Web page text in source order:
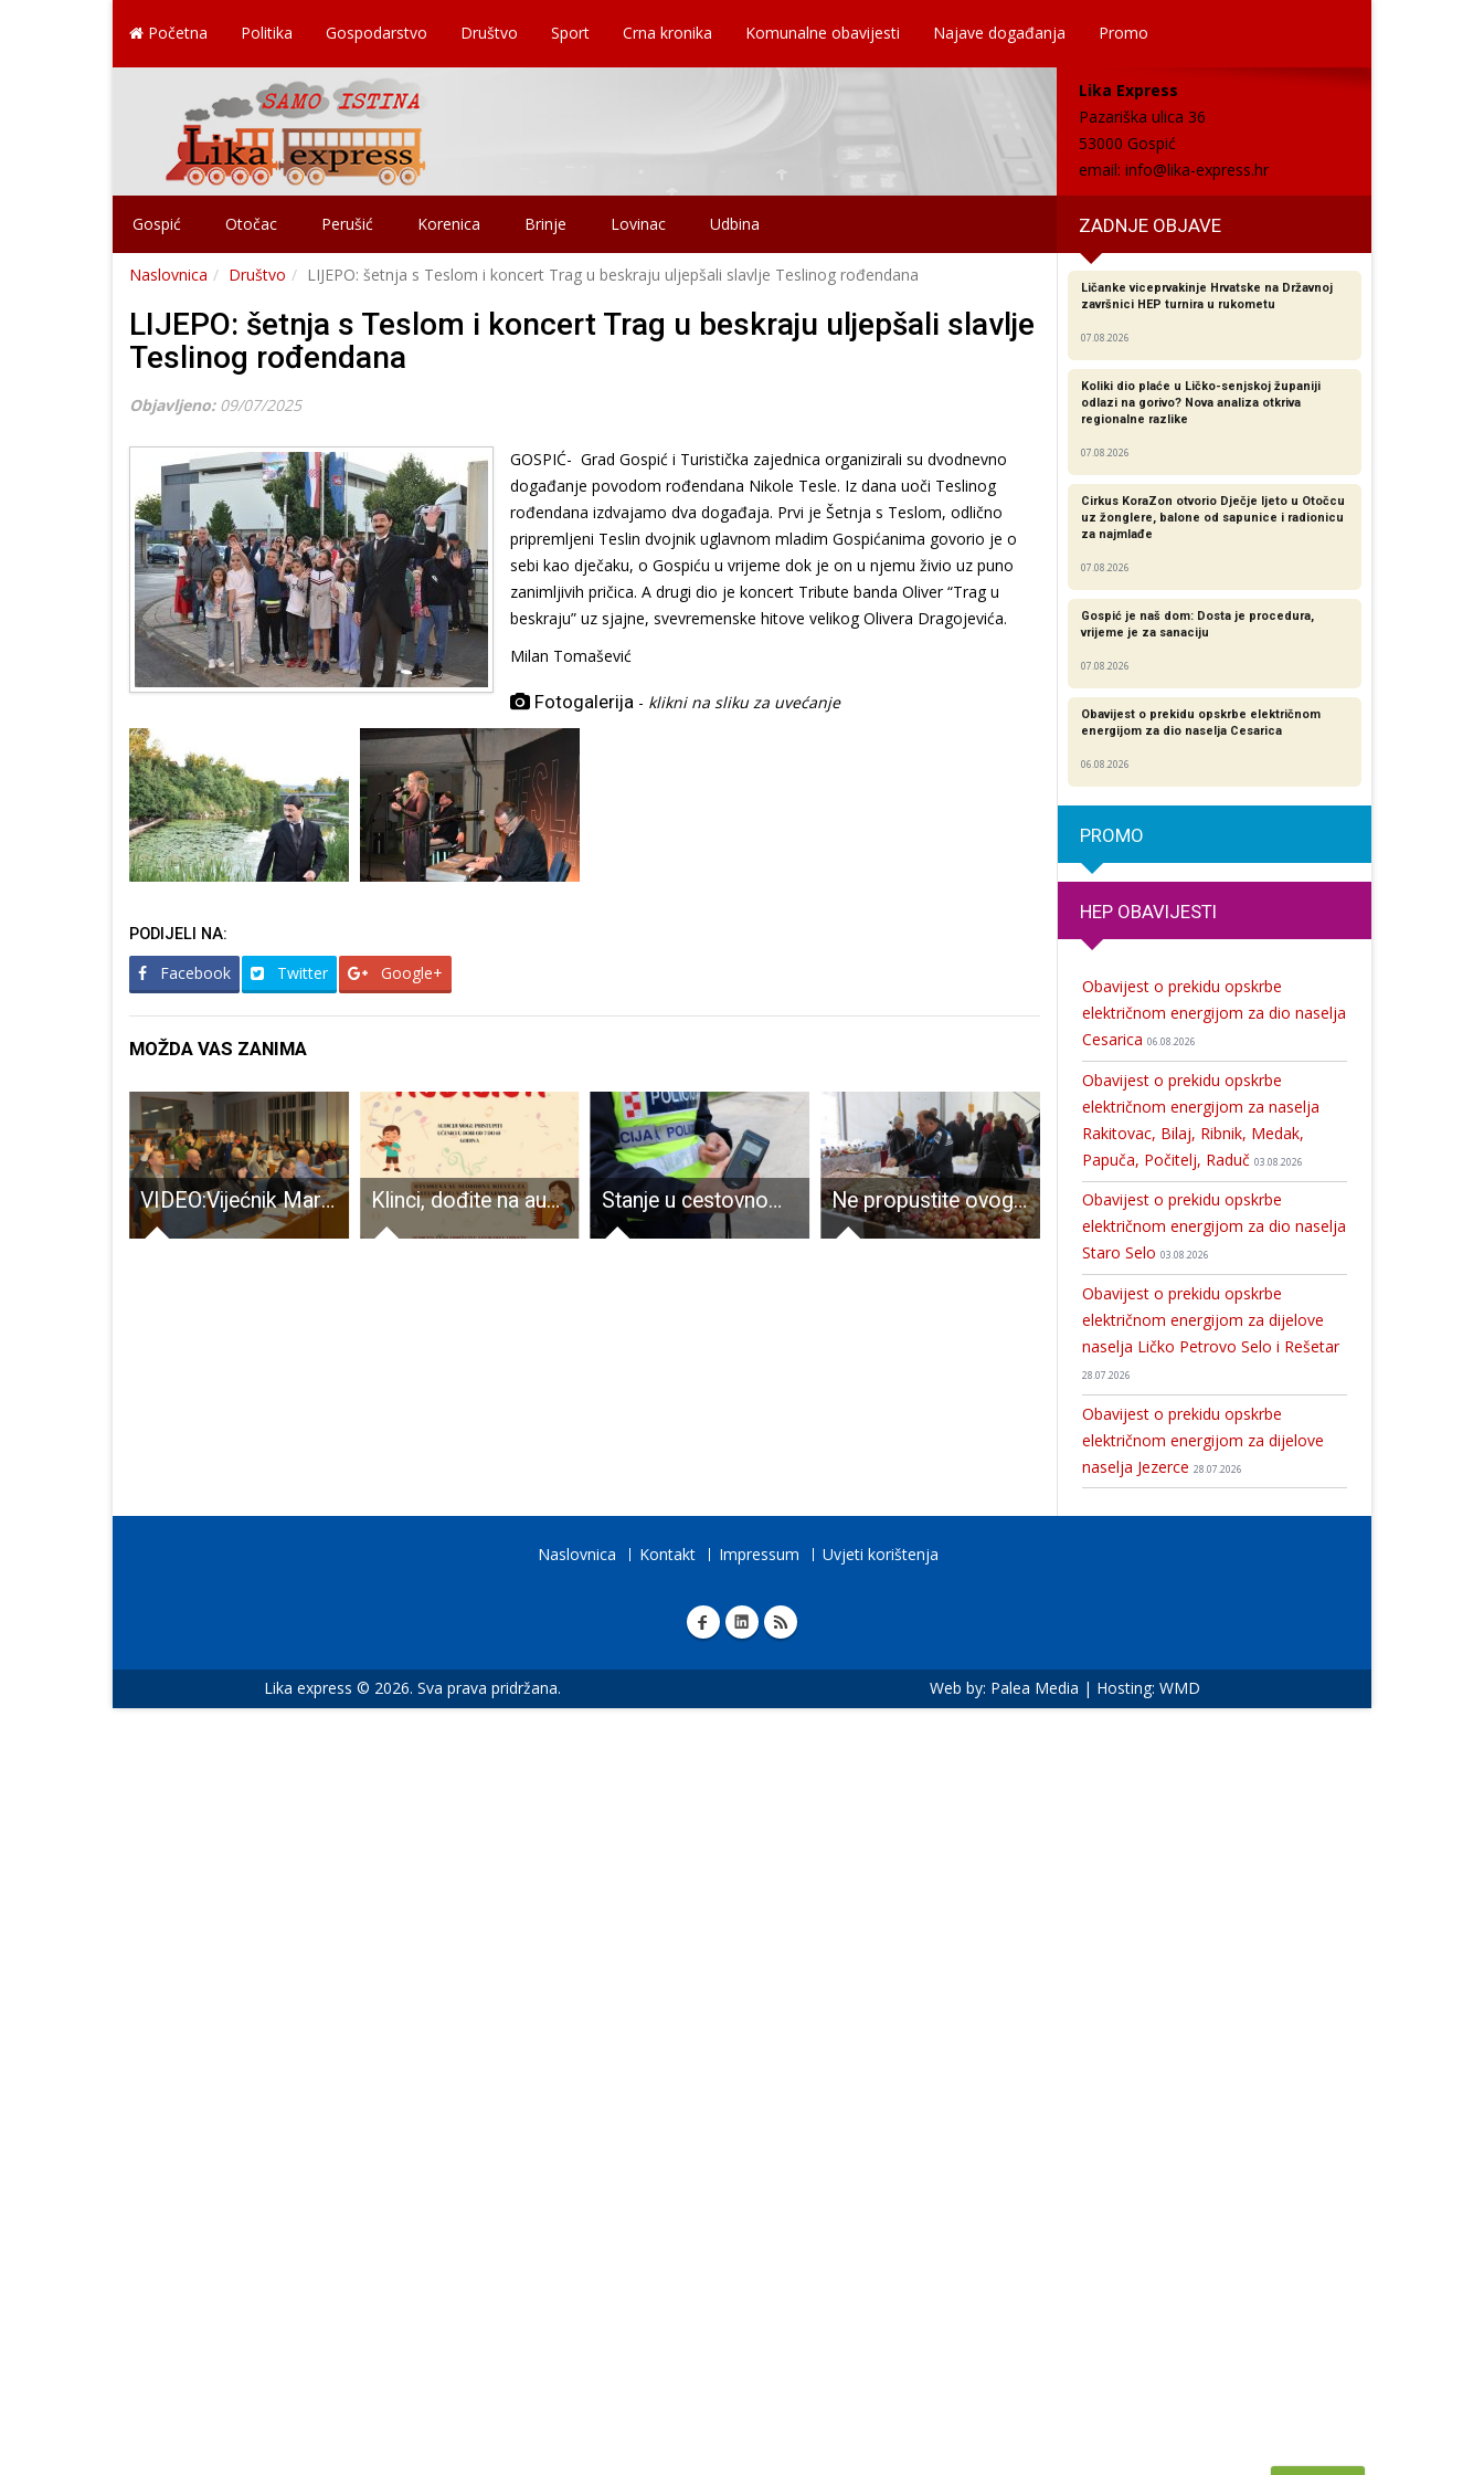
Početna Politika Gospodarstvo Društvo Sport Crna kronika Komunalne obavijesti Najave događanja Promo
Lika Express
Pazariška ulica 36
53000 Gospić
email: info@lika-express.hr
Gospić Otočac Perušić Korenica Brinje Lovinac Udbina ZADNJE OBJAVE
Naslovnica Društvo LIJEPO: šetnja s Teslom i koncert Trag u beskraju uljepšali slavlje Teslinog rođendana
LIJEPO: šetnja s Teslom i koncert Trag u beskraju uljepšali slavlje
Teslinog rođendana
Objavljeno: 09/07/2025
GOSPIĆ- Grad Gospić i Turistička zajednica organizirali su dvodnevno
događanje povodom rođendana Nikole Tesle. Iz dana uoči Teslinog
rođendana izdvajamo dva događaja. Prvi je Šetnja s Teslom, odlično
pripremljeni Teslin dvojnik uglavnom mladim Gospićanima govorio je o
sebi kao dječaku, o Gospiću u vrijeme dok je on u njemu živio uz puno
zanimljivih pričica. A drugi dio je koncert Tribute banda Oliver “Trag u
beskraju” uz sjajne, svevremenske hitove velikog Olivera Dragojevića.
Milan Tomašević
Fotogalerija - klikni na sliku za uvećanje
PODIJELI NA:
Facebook Twitter Google+
MOŽDA VAS ZANIMA
VIDEO:Vijećnik Marijan Brkljačić fotografijama pokazuje da je grad pun opasnosti za djecu i pješake Klinci, dođite na audiciju Osnovne glazbene škole u Gospiću Stanje u cestovnom prometu tijekom proteklog vikenda Ne propustite ovoga vikenda Jesen u Lici! Lički HSS složno uz Hrvoja Račića
Ličanke viceprvakinje Hrvatske na Državnoj
završnici HEP turnira u rukometu
07.08.2026
Koliki dio plaće u Ličko-senjskoj županiji
odlazi na gorivo? Nova analiza otkriva
regionalne razlike​
07.08.2026
Cirkus KoraZon otvorio Dječje ljeto u Otočcu
uz žonglere, balone od sapunice i radionicu
za najmlađe
07.08.2026
Gospić je naš dom: Dosta je procedura,
vrijeme je za sanaciju
07.08.2026
Obavijest o prekidu opskrbe električnom
energijom za dio naselja Cesarica
06.08.2026
PROMO
HEP OBAVIJESTI
Obavijest o prekidu opskrbe
električnom energijom za dio naselja
Cesarica 06.08.2026
Obavijest o prekidu opskrbe
električnom energijom za naselja
Rakitovac, Bilaj, Ribnik, Medak,
Papuča, Počitelj, Raduč 03.08.2026
Obavijest o prekidu opskrbe
električnom energijom za dio naselja
Staro Selo 03.08.2026
Obavijest o prekidu opskrbe
električnom energijom za dijelove
naselja Ličko Petrovo Selo i Rešetar
28.07.2026
Obavijest o prekidu opskrbe
električnom energijom za dijelove
naselja Jezerce 28.07.2026
Naslovnica Kontakt Impressum Uvjeti korištenja
Lika express © 2026. Sva prava pridržana. Web by: Palea Media | Hosting: WMD